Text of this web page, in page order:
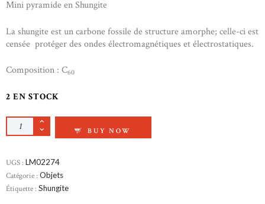
Mini pyramide en Shungite
La shungite est un carbone fossile de structure amorphe; celle-ci est
censée protéger des ondes électromagnétiques et électrostatiques.
Composition : C60
2 EN STOCK
QUANTITÉ DE PYRAMIDE EN SHUNGITE
BUY NOW
UGS : LM02274
Catégorie : Objets
Étiquette : Shungite